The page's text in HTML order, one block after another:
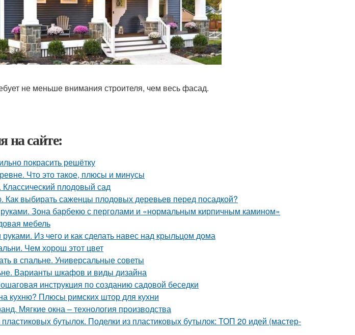
не меньше внимания строителя, чем весь фасад.
на сайте:
покрасить решётку
Что это такое, плюсы и минусы
плодовый сад
Как выбирать саженцы плодовых деревьев перед посадкой?
Зона барбекю с перголами и «нормальным кирпичным камином»
мебель
Из чего и как сделать навес над крыльцом дома
Чем хорош этот цвет
в спальне. Универсальные советы
Варианты шкафов и виды дизайна
инструкция по созданию садовой беседки
кухню? Плюсы римских штор для кухни
Мягкие окна – технология производства
бутылок. Поделки из пластиковых бутылок: ТОП 20 идей (мастер-